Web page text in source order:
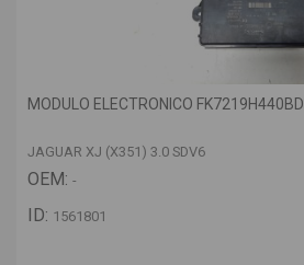
MODULO ELECTRONICO FK7219H440BD
JAGUAR XJ (X351) 3.0 SDV6
OEM: -
ID: 1561801